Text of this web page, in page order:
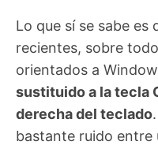
Lo que sí se sabe
recientes, sobre
orientados a
sustituido a la tecla
derecha del teclado
bastante ruido entre